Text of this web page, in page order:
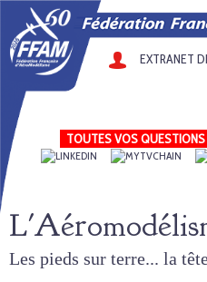
EXTRANET
TOUTES VOS QUESTIONS
Les pieds sur terre... la